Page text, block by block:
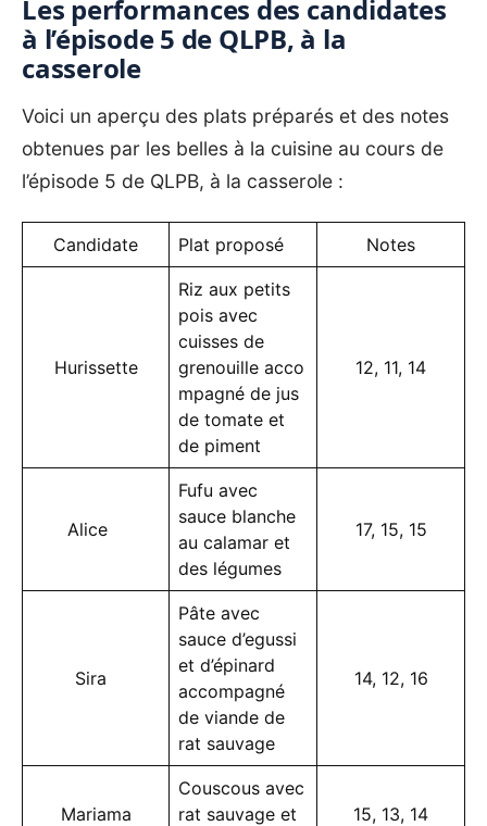
Les performances des candidates
à l’épisode 5 de QLPB, à la
casserole
Voici un aperçu des plats préparés et des notes
obtenues par les belles à la cuisine au cours de
l’épisode 5 de QLPB, à la casserole :
Candidate Plat proposé Notes
Hurissette
Riz aux petits
pois avec
cuisses de
grenouille acco
mpagné de jus
de tomate et
de piment
12, 11, 14
Alice
Fufu avec
sauce blanche
au calamar et
des légumes
17, 15, 15
Sira
Pâte avec
sauce d’egussi
et d’épinard
accompagné
de viande de
rat sauvage
14, 12, 16
Mariama
Couscous avec
rat sauvage et
15, 13, 14